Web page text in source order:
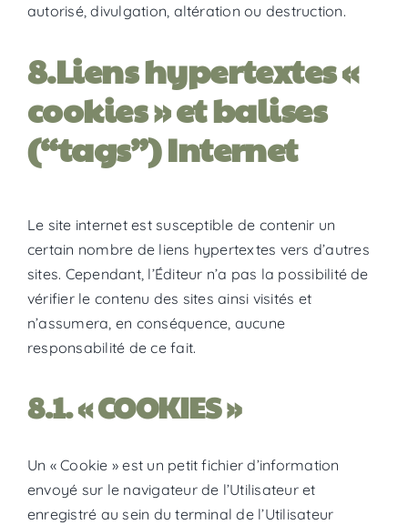
autorisé, divulgation, altération ou destruction.
8.Liens hypertextes «
cookies » et balises
(“tags”) Internet
Le site internet est susceptible de contenir un
certain nombre de liens hypertextes vers d’autres
sites. Cependant, l’Éditeur n’a pas la possibilité de
vérifier le contenu des sites ainsi visités et
n’assumera, en conséquence, aucune
responsabilité de ce fait.​
8.1. « COOKIES »
Un « Cookie » est un petit fichier d’information
envoyé sur le navigateur de l’Utilisateur et
enregistré au sein du terminal de l’Utilisateur